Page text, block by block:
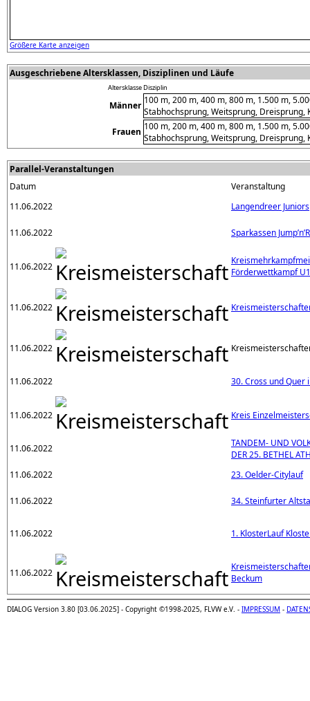
Größere Karte anzeigen
Ausgeschriebene Altersklassen, Disziplinen und Läufe
AltersklasseDisziplin
Männer 100 m, 200 m, 400 m, 800 m, 1.500 m,
Stabhochsprung, Weitsprung, Dreisprung,
Frauen 100 m, 200 m, 400 m, 800 m, 1.500 m,
Stabhochsprung, Weitsprung, Dreisprung,
Parallel-Veranstaltungen
Datum
Veranstaltung
11.06.2022
Langendreer Juniors
11.06.2022 Sparkassen
11.06.2022
Förderwettkampf
11.06.2022
11.06.2022
11.06.2022 30. Cross und Quer
11.06.2022 Kreis
11.06.2022
TANDEM- UND
DER 25. BETHEL
11.06.2022
23. Oelder-Citylauf
11.06.2022 34. Steinfurter
11.06.2022 1. KlosterLauf
11.06.2022
Beckum
DIALOG Version 3.80 [03.06.2025] - Copyright ©1998-2025, FLVW e.V. - IMPRESSUM -